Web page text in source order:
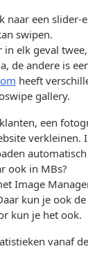
naar een slider-
swipen.
in elk geval
de andere is
heeft
gallery.
een
ook in MBs?
Image
kun je ook
kun je het ook.
vanaf